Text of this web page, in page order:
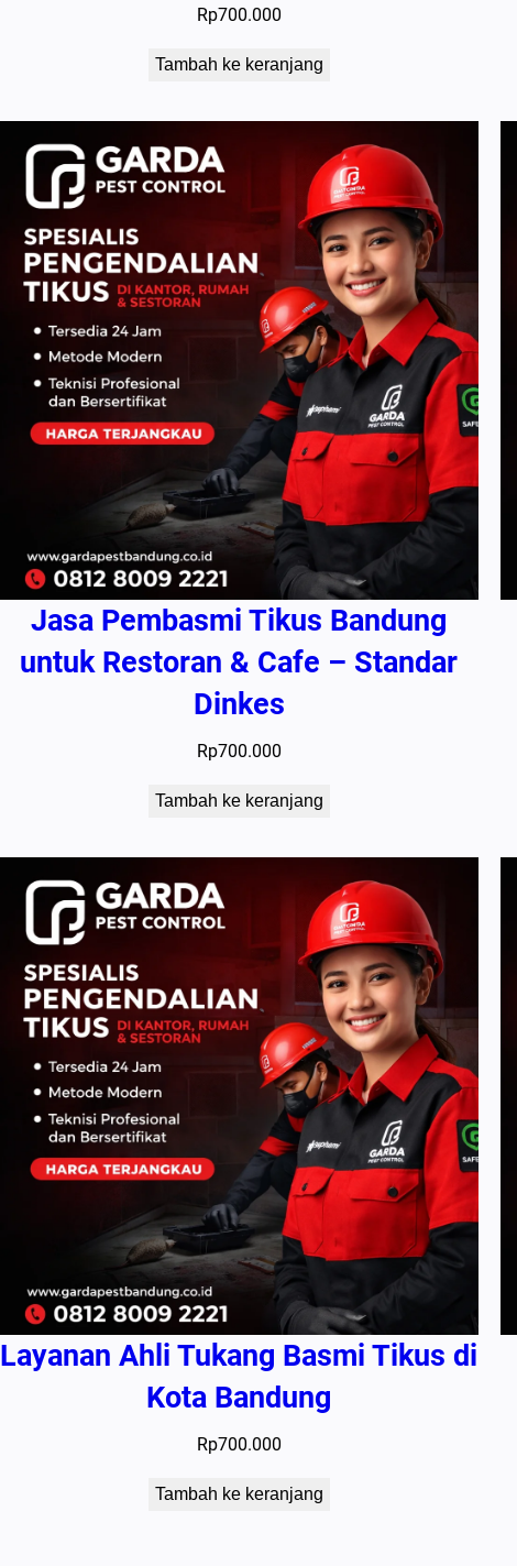
Rp700.000
Tambah ke keranjang
Jasa Pembasmi Tikus Bandung
untuk Restoran & Cafe – Standar
Dinkes
Rp700.000
Tambah ke keranjang
Layanan Ahli Tukang Basmi Tikus di
Kota Bandung
Rp700.000
Tambah ke keranjang